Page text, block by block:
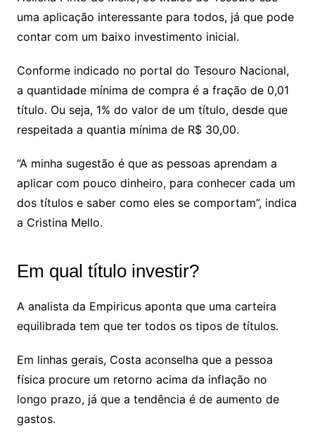
uma aplicação interessante para todos, já que pode
contar com um baixo investimento inicial.
Conforme indicado no portal do Tesouro Nacional,
a quantidade mínima de compra é a fração de 0,01
título. Ou seja, 1% do valor de um título, desde que
respeitada a quantia mínima de R$ 30,00.
“A minha sugestão é que as pessoas aprendam a
aplicar com pouco dinheiro, para conhecer cada um
dos títulos e saber como eles se comportam”, indica
a Cristina Mello.
Em qual título investir?
A analista da Empiricus aponta que uma carteira
equilibrada tem que ter todos os tipos de títulos.
Em linhas gerais, Costa aconselha que a pessoa
física procure um retorno acima da inflação no
longo prazo, já que a tendência é de aumento de
gastos.